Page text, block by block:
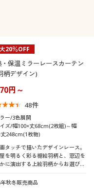
20％OFF
保温ミラーレースカーテン
柄デザイン)
円～
48件
ー/3色展開
ズ/幅100×丈68cm(2枚組)～幅
248cm(1枚物)
タッチで描いたデザインレース。
を明るく彩る裾絵羽柄と、窓辺を
に演出する上絵羽柄からお選びい
ます。窓辺に色どりを加えてみま
♪
秋冬販売商品